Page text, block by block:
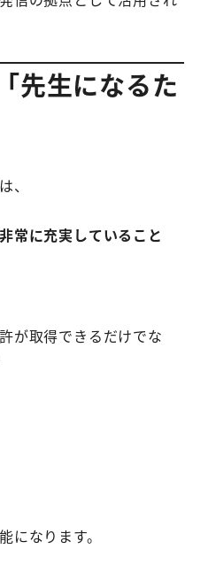
先生になるた
、
常に充実していること
が取得できるだけでな
になります。